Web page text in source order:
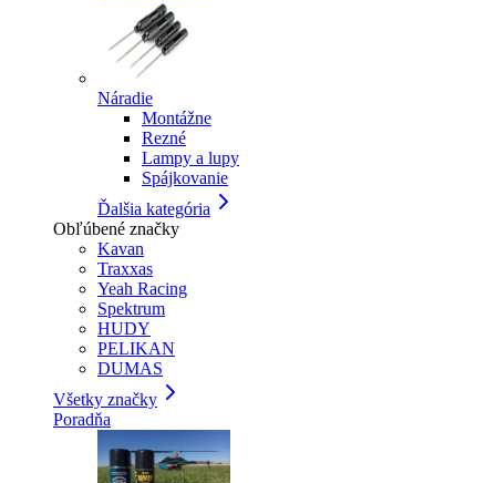
Náradie
Montážne
Rezné
Lampy a lupy
Spájkovanie
Ďalšia kategória
Obľúbené značky
Kavan
Traxxas
Yeah Racing
Spektrum
HUDY
PELIKAN
DUMAS
Všetky značky
Poradňa